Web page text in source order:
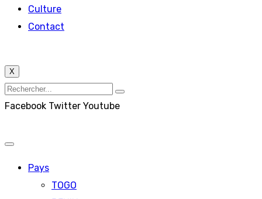
Culture
Contact
X
Facebook Twitter Youtube
Pays
TOGO